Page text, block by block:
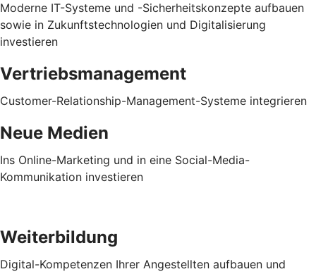
Moderne IT-Systeme und -Sicherheitskonzepte aufbauen
sowie in Zukunftstechnologien und Digitalisierung
investieren
Vertriebsmanagement
Customer-Relationship-Management-Systeme integrieren
Neue Medien
Ins Online-Marketing und in eine Social-Media-
Kommunikation investieren
Weiterbildung
Digital-Kompetenzen Ihrer Angestellten aufbauen und